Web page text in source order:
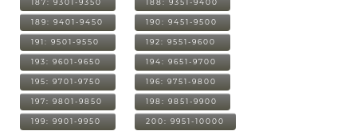
187: 9301-9350 188: 9351-9400
189: 9401-9450 190: 9451-9500
191: 9501-9550 192: 9551-9600
193: 9601-9650 194: 9651-9700
195: 9701-9750 196: 9751-9800
197: 9801-9850 198: 9851-9900
199: 9901-9950 200: 9951-10000